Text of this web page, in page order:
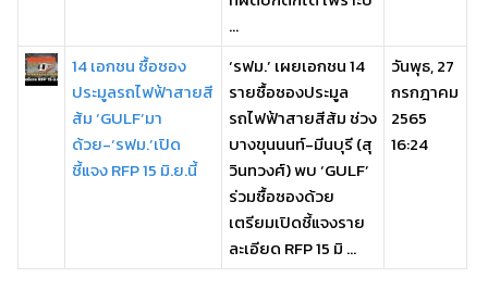
...
14 เอกชน ซื้อซอง
ประมูลรถไฟฟ้าสายสี
ส้ม ‘GULF’มา
ด้วย-‘รฟม.’เปิด
ชี้แจง RFP 15 มิ.ย.นี้
‘รฟม.’ เผยเอกชน 14
รายซื้อซองประมูล
รถไฟฟ้าสายสีส้ม ช่วง
บางขุนนนท์-มีนบุรี (สุ
วินทวงศ์) พบ ‘GULF’
ร่วมซื้อซองด้วย
เตรียมเปิดชี้แจงราย
ละเอียด RFP 15 มิ ...
วันพุธ, 27
กรกฎาคม
2565
16:24